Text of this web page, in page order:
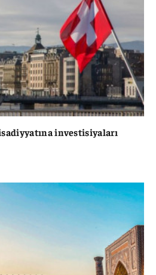
investisiyaları